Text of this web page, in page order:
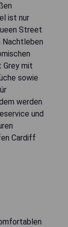
ist nur
Street
Nachtleben
Grey mit
sowie
werden
und
Cardiff